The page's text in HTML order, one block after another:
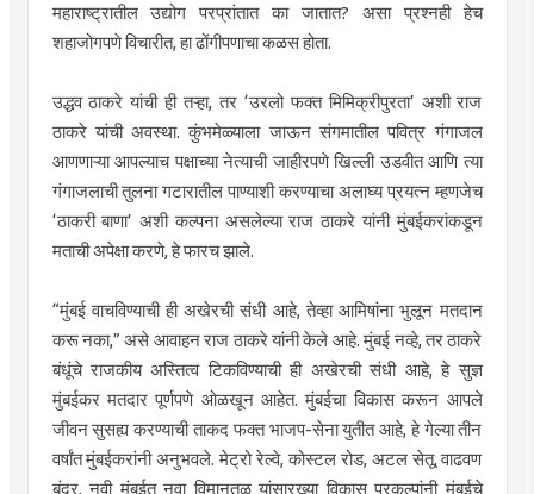
महाराष्ट्रातील उद्योग परप्रांतात का जातात? असा प्रश्नही हेच
शहाजोगपणे विचारीत, हा ढोंगीपणाचा कळस होता.
उद्धव ठाकरे यांची ही तऱ्हा, तर ‌‘उरलो फक्त मिमिक्रीपुरता‌’ अशी राज
ठाकरे यांची अवस्था. कुंभमेळ्याला जाऊन संगमातील पवित्र गंगाजल
आणणाऱ्या आपल्याच पक्षाच्या नेत्याची जाहीरपणे खिल्ली उडवीत आणि त्या
गंगाजलाची तुलना गटारातील पाण्याशी करण्याचा अलाघ्य प्रयत्न म्हणजेच
‌‘ठाकरी बाणा‌’ अशी कल्पना असलेल्या राज ठाकरे यांनी मुंबईकरांकडून
मताची अपेक्षा करणे, हे फारच झाले.
“मुंबई वाचविण्याची ही अखेरची संधी आहे, तेव्हा आमिषांना भुलून मतदान
करू नका,” असे आवाहन राज ठाकरे यांनी केले आहे. मुंबई नव्हे, तर ठाकरे
बंधूंचे राजकीय अस्तित्व टिकविण्याची ही अखेरची संधी आहे, हे सुज्ञ
मुंबईकर मतदार पूर्णपणे ओळखून आहेत. मुंबईचा विकास करून आपले
जीवन सुसह्य करण्याची ताकद फक्त भाजप-सेना युतीत आहे, हे गेल्या तीन
वर्षांत मुंबईकरांनी अनुभवले. मेट्रो रेल्वे, कोस्टल रोड, अटल सेतू, वाढवण
बंदर, नवी मुंबईत नवा विमानतळ यांसारख्या विकास प्रकल्पांनी मुंबईचे